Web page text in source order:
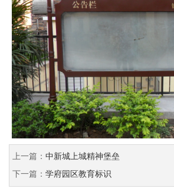
上一篇： 中新城上城精神堡垒
下一篇： 学府园区教育标识